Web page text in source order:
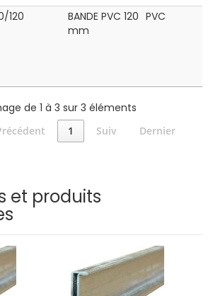
120
BANDE PVC 120
mm
PVC
de 1 à 3 sur 3 éléments
1 Suiv Dernier
et produits